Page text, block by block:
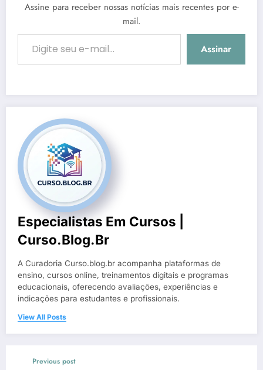
Assine para receber nossas notícias mais recentes por e-
mail.
Digite seu e-mail…
Assinar
Especialistas Em Cursos |
Curso.blog.br
A Curadoria Curso.blog.br acompanha plataformas de
ensino, cursos online, treinamentos digitais e programas
educacionais, oferecendo avaliações, experiências e
indicações para estudantes e profissionais.
View All Posts
Previous post